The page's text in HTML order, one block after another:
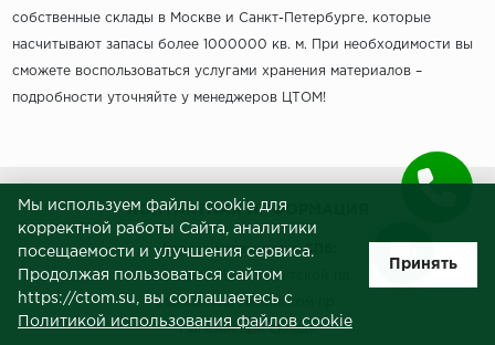
собственные склады в Москве и Санкт-Петербурге, которые
насчитывают запасы более 1000000 кв. м. При необходимости вы
сможете воспользоваться услугами хранения материалов –
подробности уточняйте у менеджеров ЦТОМ!
КОНТАКТНАЯ ИНФОРМАЦИЯ
Адреса магазинов в СПб:
Магазин на Комендантской пл.
Магазин на Ленинском пр.
Магазин при складе
Мы используем файлы cookie для
корректной работы Сайта, аналитики
посещаемости и улучшения сервиса.
Продолжая пользоваться сайтом
https://ctom.su, вы соглашаетесь с
Политикой использования файлов cookie
Принять